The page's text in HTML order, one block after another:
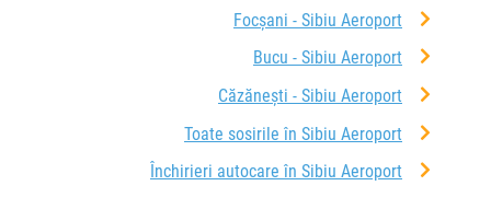
Focșani - Sibiu Aeroport
Bucu - Sibiu Aeroport
Căzănești - Sibiu Aeroport
Toate sosirile în Sibiu Aeroport
Închirieri autocare în Sibiu Aeroport